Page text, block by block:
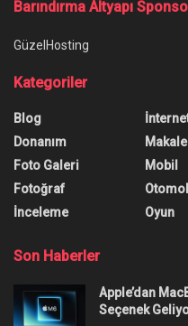
Dacia Logan,
Dönüyor
Dacia Logan, Taliant'ın
oluşan boşluğu
dair merak edilen her
Yazar: Burak Öz